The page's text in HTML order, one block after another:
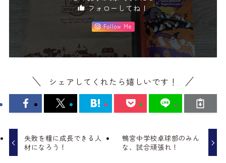
フォローしてね！
Follow Me
シェアしてくれたら嬉しいです！
失敗を糧に成長できる人
材になろう！
鴨宮中学校卓球部のみん
な、試合頑張れ！